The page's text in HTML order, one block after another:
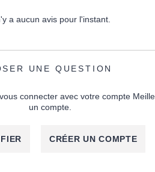
a aucun avis pour l'instant.
UNE QUESTION
connecter avec votre compte
un compte.
CRÉER UN COMPTE